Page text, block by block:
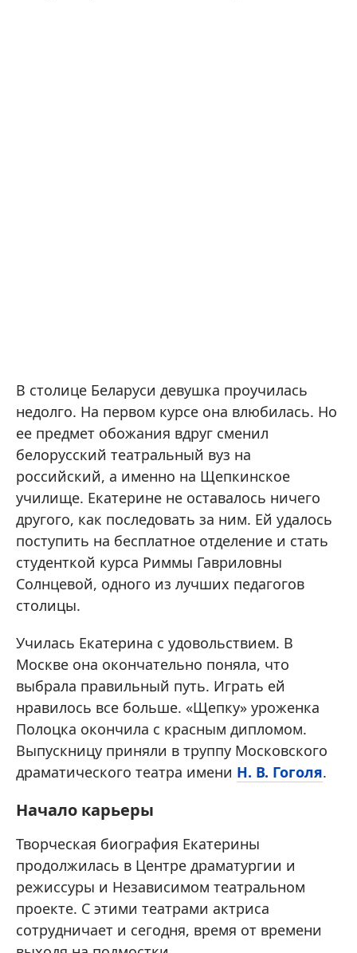
В столице Беларуси девушка проучилась
недолго. На первом курсе она влюбилась. Но
ее предмет обожания вдруг сменил
белорусский театральный вуз на
российский, а именно на Щепкинское
училище. Екатерине не оставалось ничего
другого, как последовать за ним. Ей удалось
поступить на бесплатное отделение и стать
студенткой курса Риммы Гавриловны
Солнцевой, одного из лучших педагогов
столицы.
Училась Екатерина с удовольствием. В
Москве она окончательно поняла, что
выбрала правильный путь. Играть ей
нравилось все больше. «Щепку» уроженка
Полоцка окончила с красным дипломом.
Выпускницу приняли в труппу Московского
драматического театра имени Н. В. Гоголя.
Начало карьеры
Творческая биография Екатерины
продолжилась в Центре драматургии и
режиссуры и Независимом театральном
проекте. С этими театрами актриса
сотрудничает и сегодня, время от времени